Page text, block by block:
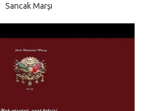
Sancak Marşı